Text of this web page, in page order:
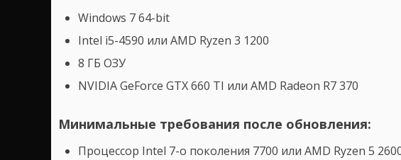
Windows 7 64-bit
Intel i5-4590 или AMD Ryzen 3 1200
8 ГБ ОЗУ
NVIDIA GeForce GTX 660 TI или AMD Radeon R7 370
Минимальные требования после обновления:
Процессор Intel 7-о поколения 7700 или AMD Ryzen 5